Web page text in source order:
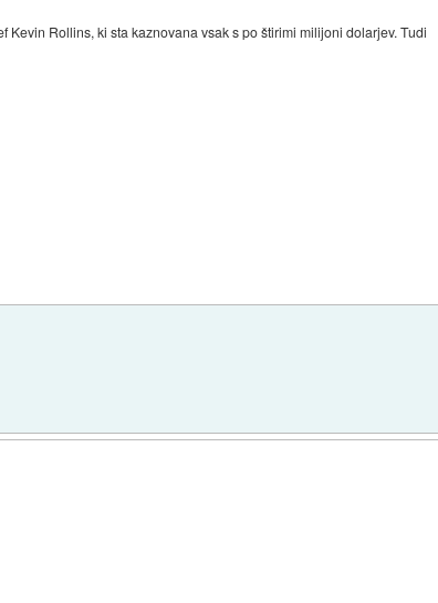
Rollins, ki sta kaznovana vsak s po štirimi milijoni dolarjev. Tudi